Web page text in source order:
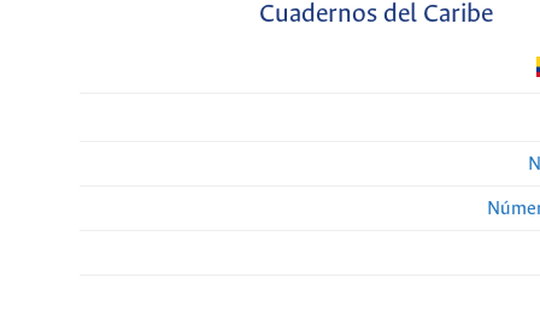
Cuadernos del Caribe